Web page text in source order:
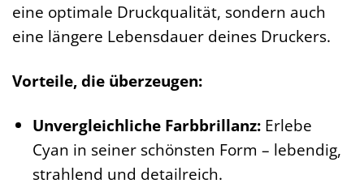
eine optimale Druckqualität, sondern auch
eine längere Lebensdauer deines Druckers.
Vorteile, die überzeugen:
Unvergleichliche Farbbrillanz:Erlebe
Cyan in seiner schönsten Form – lebendig,
strahlend und detailreich.